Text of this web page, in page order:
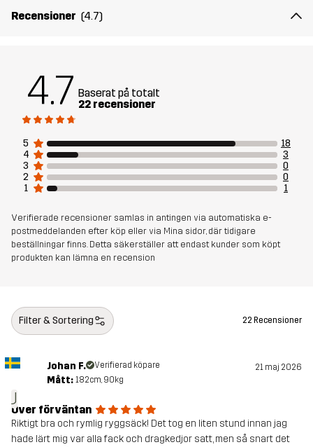
åtkomst håller vattenflaskor och småsaker nära till hands, medan
säkerhet.
Ett Backpack Raincover kommer med ryggsäcken.
Material 1
80% Polyamid (Återvunnen), 20%
Polyester (Återvunnen)
Material 2 100% Polyamid (Återvunnen)
Vikt 1750g
Skapad för
Artikelnummer 14405_2243
Recensioner (4.7)
4.7 Baserat på totalt
22 recensioner
5
18
4
3
3
0
2
0
1
1
Verifierade recensioner samlas in antingen via automatiska e-
postmeddelanden efter köp eller via Mina sidor, där tidigare
beställningar finns. Detta säkerställer att endast kunder som köpt
produkten kan lämna en recension
Filter & Sortering 22 Recensioner
J
Johan F. Verifierad köpare 21 maj 2026
Mått: 182cm, 90kg
Över förväntan
Riktigt bra och rymlig ryggsäck! Det tog en liten stund innan jag
hade lärt mig var alla fack och dragkedjor satt, men så snart det